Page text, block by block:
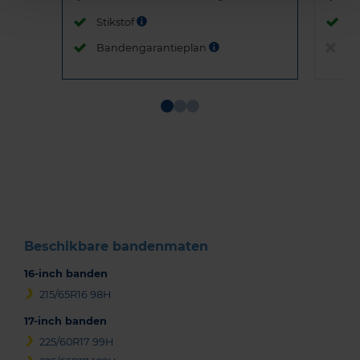
Stikstof
Bandengarantieplan
Beschikbare bandenmaten
16-inch banden
215/65R16 98H
17-inch banden
225/60R17 99H